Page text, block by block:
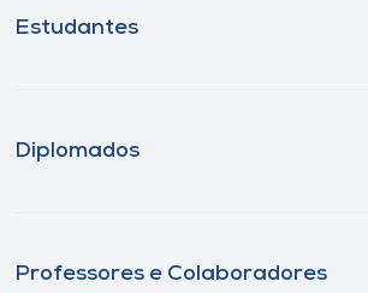
Estudantes
Diplomados
Professores e Colaboradores